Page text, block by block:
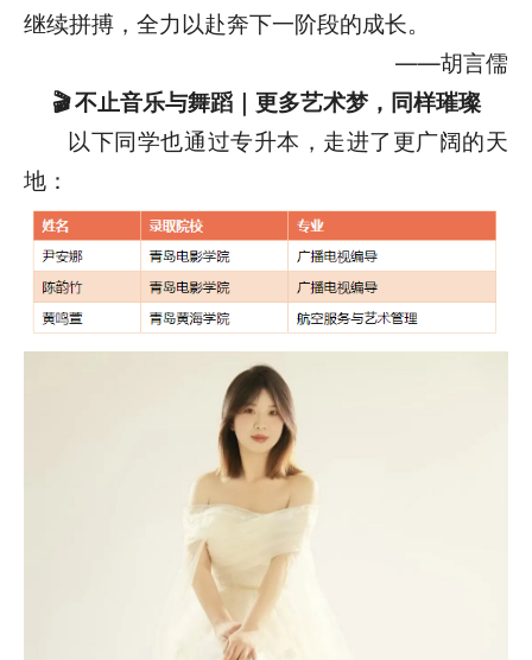
继续拼搏，全力以赴奔下一阶段的成长。
——胡言儒
🎬 不止音乐与舞蹈｜更多艺术梦，同样璀璨
以下同学也通过专升本，走进了更广阔的天
地：